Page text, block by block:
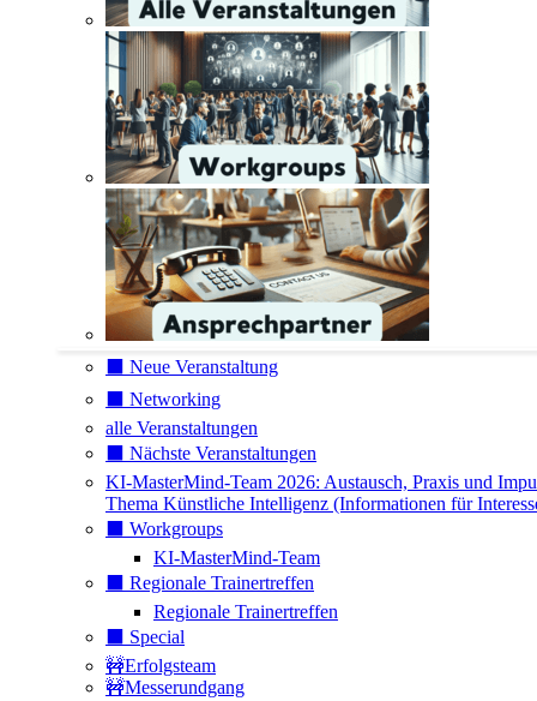
⬛️ Neue Veranstaltung
⬛️ Networking
alle Veranstaltungen
⬛️ Nächste Veranstaltungen
KI-MasterMind-Team 2026: Austausch, Praxis und
Thema Künstliche Intelligenz (Informationen für
⬛️ Workgroups
KI-MasterMind-Team
⬛️ Regionale Trainertreffen
Regionale Trainertreffen
⬛️ Special
🚧Erfolgsteam
🚧Messerundgang